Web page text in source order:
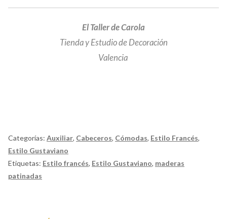
El Taller de Carola
Tienda y Estudio de Decoración
Valencia
Categorías: Auxiliar, Cabeceros, Cómodas, Estilo Francés,
Estilo Gustaviano
Etiquetas: Estilo francés, Estilo Gustaviano, maderas
patinadas